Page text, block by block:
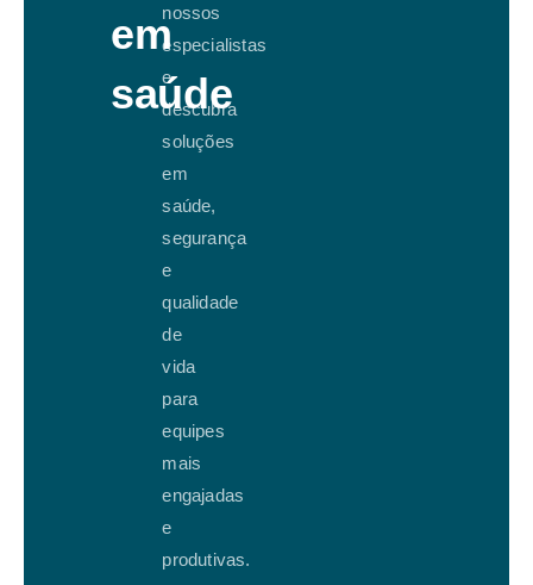
em
saúde
nossos
especialistas
e
descubra
soluções
em
saúde,
segurança
e
qualidade
de
vida
para
equipes
mais
engajadas
e
produtivas.